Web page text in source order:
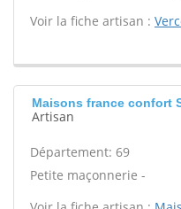
Voir la fiche artisan :
Maisons france confort
Artisan
Département: 69
Petite maçonnerie -